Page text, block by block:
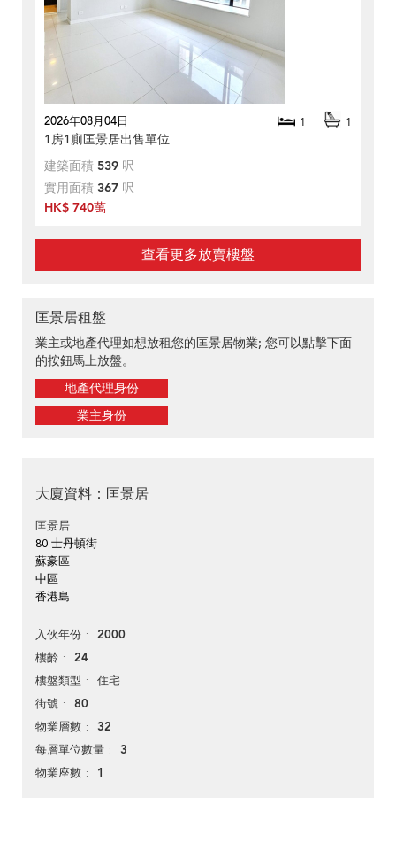
2026年08月04日 1 1
1房1廁匡景居出售單位
建築面積 539 呎
實用面積 367 呎
HK$ 740萬
查看更多放賣樓盤
匡景居租盤
業主或地產代理如想放租您的匡景居物業; 您可以點擊下面
的按鈕馬上放盤。
地產代理身份
業主身份
大廈資料：匡景居
匡景居
80 士丹頓街
蘇豪區
中區
香港島
入伙年份 2000
樓齡 24
樓盤類型 住宅
街號 80
物業層數 32
每層單位數量 3
物業座數 1